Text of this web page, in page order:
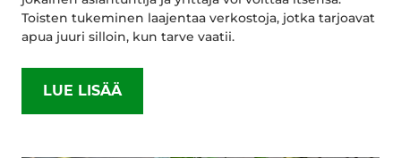
Toisten tukeminen laajentaa verkostoja, jotka tarjoavat
apua juuri silloin, kun tarve vaatii.
LUE LISÄÄ